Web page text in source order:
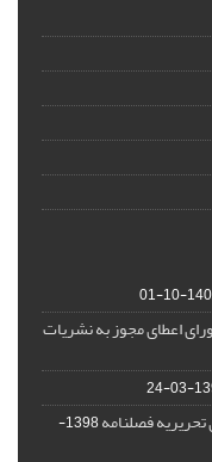
1402-
اعطای مجوز به نشریات
فصلنامه
1398-